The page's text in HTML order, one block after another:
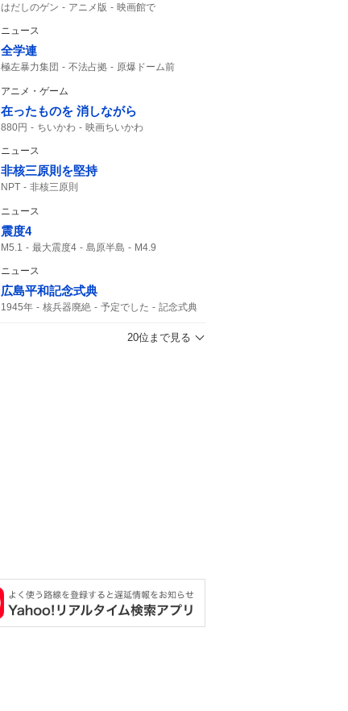
はだしのゲン アニメ版 映画館で
ニュース
全学連
極左暴力集団 不法占拠
原爆ドーム前
アニメ・ゲーム
在ったものを 消しながら
880円 ちいかわ 映画ちいかわ
ニュース
非核三原則を堅持
NPT 非核三原則
ニュース
震度4
M5.1 最大震度4 島原半島
M4.9
津波の心配はありません
緊急地震速報
59分
ニュース
広島平和記念式典
1945年 核兵器廃絶 予定でした 記念式典
20位まで見る